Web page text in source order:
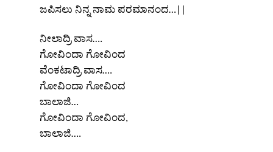
ಜಪಿಸಲು ನಿನ್ನ ನಾಮ ಪರಮಾನಂದ…||
ನೀಲಾದ್ರಿ ವಾಸ….
ಗೋವಿಂದಾ ಗೋವಿಂದ
ವೆಂಕಟಾದ್ರಿ ವಾಸ….
ಗೋವಿಂದಾ ಗೋವಿಂದ
ಬಾಲಾಜಿ…
ಗೋವಿಂದಾ ಗೋವಿಂದ,
ಬಾಲಾಜಿ….